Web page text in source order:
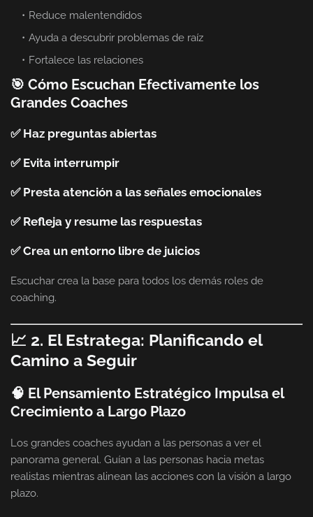
Reduce malentendidos
Ayuda a descubrir problemas de raíz
Fortalece las relaciones
🎯 Cómo Escuchan Efectivamente los
Grandes Coaches
✅ Haz preguntas abiertas
✅ Evita interrumpir
✅ Presta atención a las señales emocionales
✅ Refleja y resume las respuestas
✅ Crea un entorno libre de juicios
Escuchar crea la base para todos los demás roles de
coaching.
📈 2. El Estratega: Planificando el
Camino a Seguir
🧠 El Pensamiento Estratégico Impulsa el
Crecimiento a Largo Plazo
Los grandes coaches ayudan a las personas a ver el
panorama general. Guían a las personas hacia metas
realistas mientras alinean las acciones con la visión a largo
plazo.